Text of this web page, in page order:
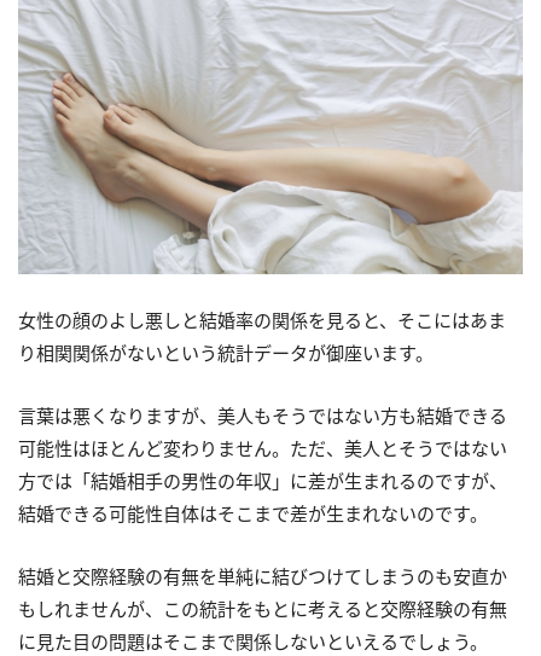
女性の顔のよし悪しと結婚率の関係を見ると、そこにはあま
り相関関係がないという統計データが御座います。
言葉は悪くなりますが、美人もそうではない方も結婚できる
可能性はほとんど変わりません。ただ、美人とそうではない
方では「結婚相手の男性の年収」に差が生まれるのですが、
結婚できる可能性自体はそこまで差が生まれないのです。
結婚と交際経験の有無を単純に結びつけてしまうのも安直か
もしれませんが、この統計をもとに考えると交際経験の有無
に見た目の問題はそこまで関係しないといえるでしょう。